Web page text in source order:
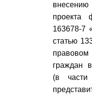
внесению
проекта
163678-7
статью
граждан
(в части